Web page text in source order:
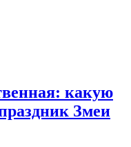
какую
Змеи